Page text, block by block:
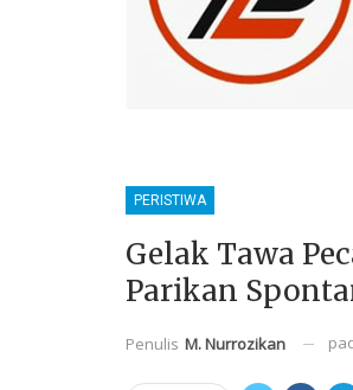
PERISTIWA
Gelak Tawa
Parikan
Penulis M. Nurrozikan